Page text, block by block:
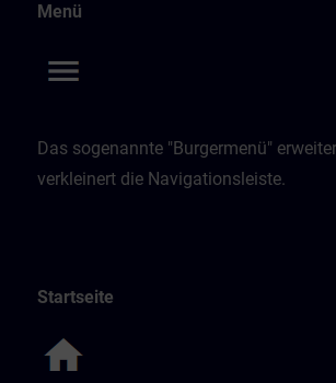
Menü
Das sogenannte "Burgermenü"
verkleinert die Navigationsleiste.
Startseite